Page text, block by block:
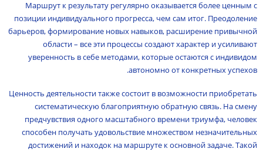
Маршрут к результату регулярно оказывается более ценным с
позиции индивидуального прогресса, чем сам итог. Преодоление
барьеров, формирование новых навыков, расширение привычной
области – все эти процессы создают характер и усиливают
уверенность в себе методами, которые остаются с индивидом
автономно от конкретных успехов.
Ценность деятельности также состоит в возможности приобретать
систематическую благоприятную обратную связь. На смену
предчувствия одного масштабного времени триумфа, человек
способен получать удовольствие множеством незначительных
достижений и находок на маршруте к основной задаче. Такой